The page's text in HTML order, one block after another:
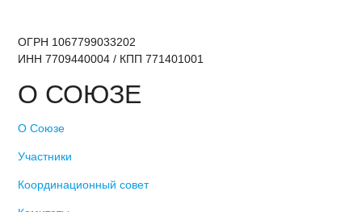
ОГРН 1067799033202
ИНН 7709440004 / КПП 771401001
О СОЮЗЕ
О Союзе
Участники
Координационный совет